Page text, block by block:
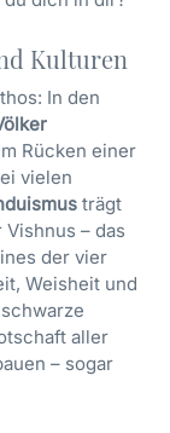
Kulturen
In den
Rücken einer
vielen
trägt
– das
der vier
Weisheit und
aller
– sogar